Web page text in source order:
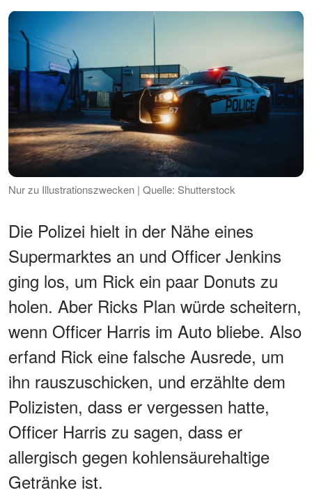
Nur zu Illustrationszwecken | Quelle: Shutterstock
Die Polizei hielt in der Nähe eines
Supermarktes an und Officer Jenkins
ging los, um Rick ein paar Donuts zu
holen. Aber Ricks Plan würde scheitern,
wenn Officer Harris im Auto bliebe. Also
erfand Rick eine falsche Ausrede, um
ihn rauszuschicken, und erzählte dem
Polizisten, dass er vergessen hatte,
Officer Harris zu sagen, dass er
allergisch gegen kohlensäurehaltige
Getränke ist.